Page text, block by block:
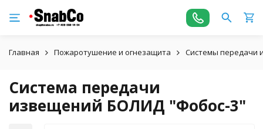
Главная Пожаротушение и огнезащита Системы передачи
Система передачи
извещений БОЛИД "Фобос-3"